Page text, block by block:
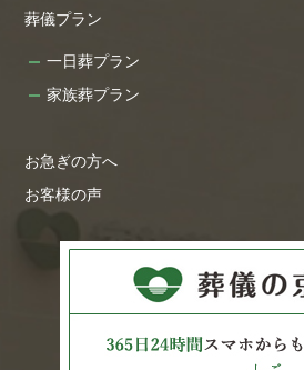
葬儀プラン
一日葬プラン
家族葬プラン
お急ぎの方へ
お客様の声